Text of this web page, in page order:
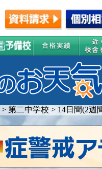
> 第二中学校 > 14日間(2週